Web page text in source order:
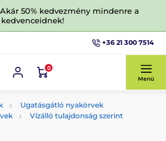
50% kedvezmény mindenre a
kedvenceidnek!
+36 21 300 7514
0
Menü
Ugatásgátló nyakörvek
Vízálló tulajdonság szerint